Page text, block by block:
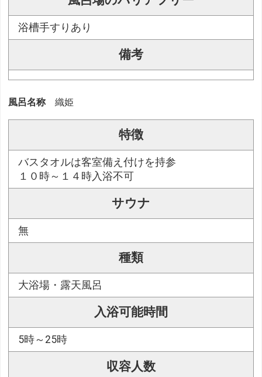
浴槽手すりあり
備考
風呂名称 織姫
特徴
バスタオルは客室備え付けを持参
１０時～１４時入浴不可
サウナ
無
種類
大浴場・露天風呂
入浴可能時間
5時～25時
収容人数